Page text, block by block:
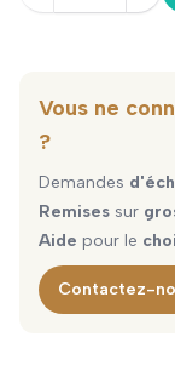
Vous ne
?
Demandes
Remises sur
Aide pour le
Contactez-